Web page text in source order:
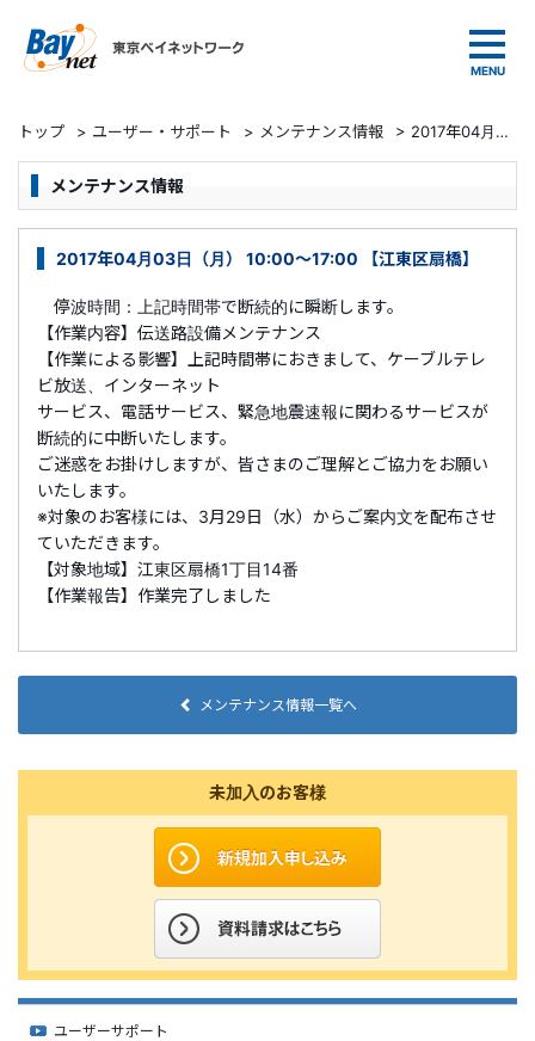
トップ > ユーザー・サポート > メンテナンス情報 > 2017年04月03日（月） 10:00～17:00 【江東区扇橋】
メンテナンス情報
2017年04月03日（月） 10:00～17:00 【江東区扇橋】
停波時間：上記時間帯で断続的に瞬断します。
【作業内容】伝送路設備メンテナンス
【作業による影響】上記時間帯におきまして、ケーブルテレ
ビ放送、インターネット
サービス、電話サービス、緊急地震速報に関わるサービスが
断続的に中断いたします。
ご迷惑をお掛けしますが、皆さまのご理解とご協力をお願い
いたします。
※対象のお客様には、3月29日（水）からご案内文を配布させ
ていただきます。
【対象地域】江東区扇橋1丁目14番
【作業報告】作業完了しました
メンテナンス情報一覧へ
未加入のお客様
ユーザーサポート